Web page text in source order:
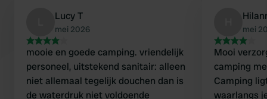
Lucy T
mei 2026
mooie en goede camping. vriendelijk
personeel, uitstekend sanitair: alleen
niet allemaal tegelijk douchen dan is
de waterdruk niet voldoende
mei
Mooi
camping
Camping
waarlangs